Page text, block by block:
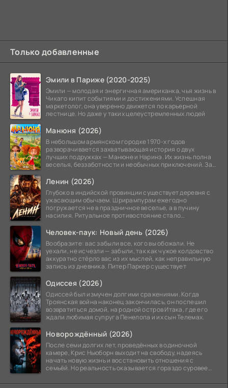
Только добавленные
Эмили в Париже (2020-2025)
Эмили — молодая и энергичная американка, чья жизнь в
Чикаго кипит событиями и достижениями. Успешная
маркетолог, она уверенно движется по карьерной
лестнице. Но даже у таких целеустремленных людей
Манюня (2026)
В небольшом армянском городке 1970-х годов
разворачивается захватывающая история о двух
лучших подружках — Манюне и Наринэ. Их жизнь полна
веселья, беззаботности и необычных приключений. За
Ленин (2026)
Глубоко в индийской провинции существует деревня с
ужасающим обычаем. Шрирампурам ежегодно
погружается не в праздничное веселье, а в пучину
насилия. Ритуальное противостояние стало
Человек-паук: Новый день (2026)
Вообразите: вас забыли все, кого вы обожали. Не
уехали, не исчезли — забыли, так как чужое колдовство
аккуратно стёрло вас из их мыслей, как неправильную
запись из дневника. Питер Паркер существует
Одиссея (2026)
Одиссей был измучен долгими сражениями. Когда
Троянская война наконец закончилась, он поспешил
возвратиться домой, на родной остров Итака, где его
ждали любимая супруга Пенелопа и их сын Телемах.
Новорождённый (2026)
После семи долгих лет, проведённых в одиночной
камере, Крис Ньюборн выходит на свободу, надеясь
начать новую жизнь и восстановить отношения с
семьёй. Но реальность оказывается гораздо суровее